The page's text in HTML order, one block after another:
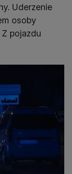
Uderzenie
osoby
pojazdu